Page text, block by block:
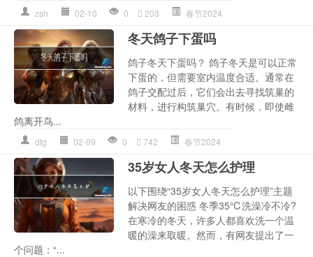
zsh 02-10 0 203 春节2024
冬天鸽子下蛋吗
鸽子冬天下蛋吗？ 鸽子冬天是可以正常
下蛋的，但需要室内温度合适。通常在
鸽子交配过后，它们会出去寻找筑巢的
材料，进行构筑巢穴。有时候，即使雌
鸽离开鸟...
dtg 02-09 0 742 春节2024
35岁女人冬天怎么护理
以下围绕“35岁女人冬天怎么护理”主题
解决网友的困惑 冬季35℃洗澡冷不冷?
在寒冷的冬天，许多人都喜欢洗一个温
暖的澡来取暖。然而，有网友提出了一
个问题：“...